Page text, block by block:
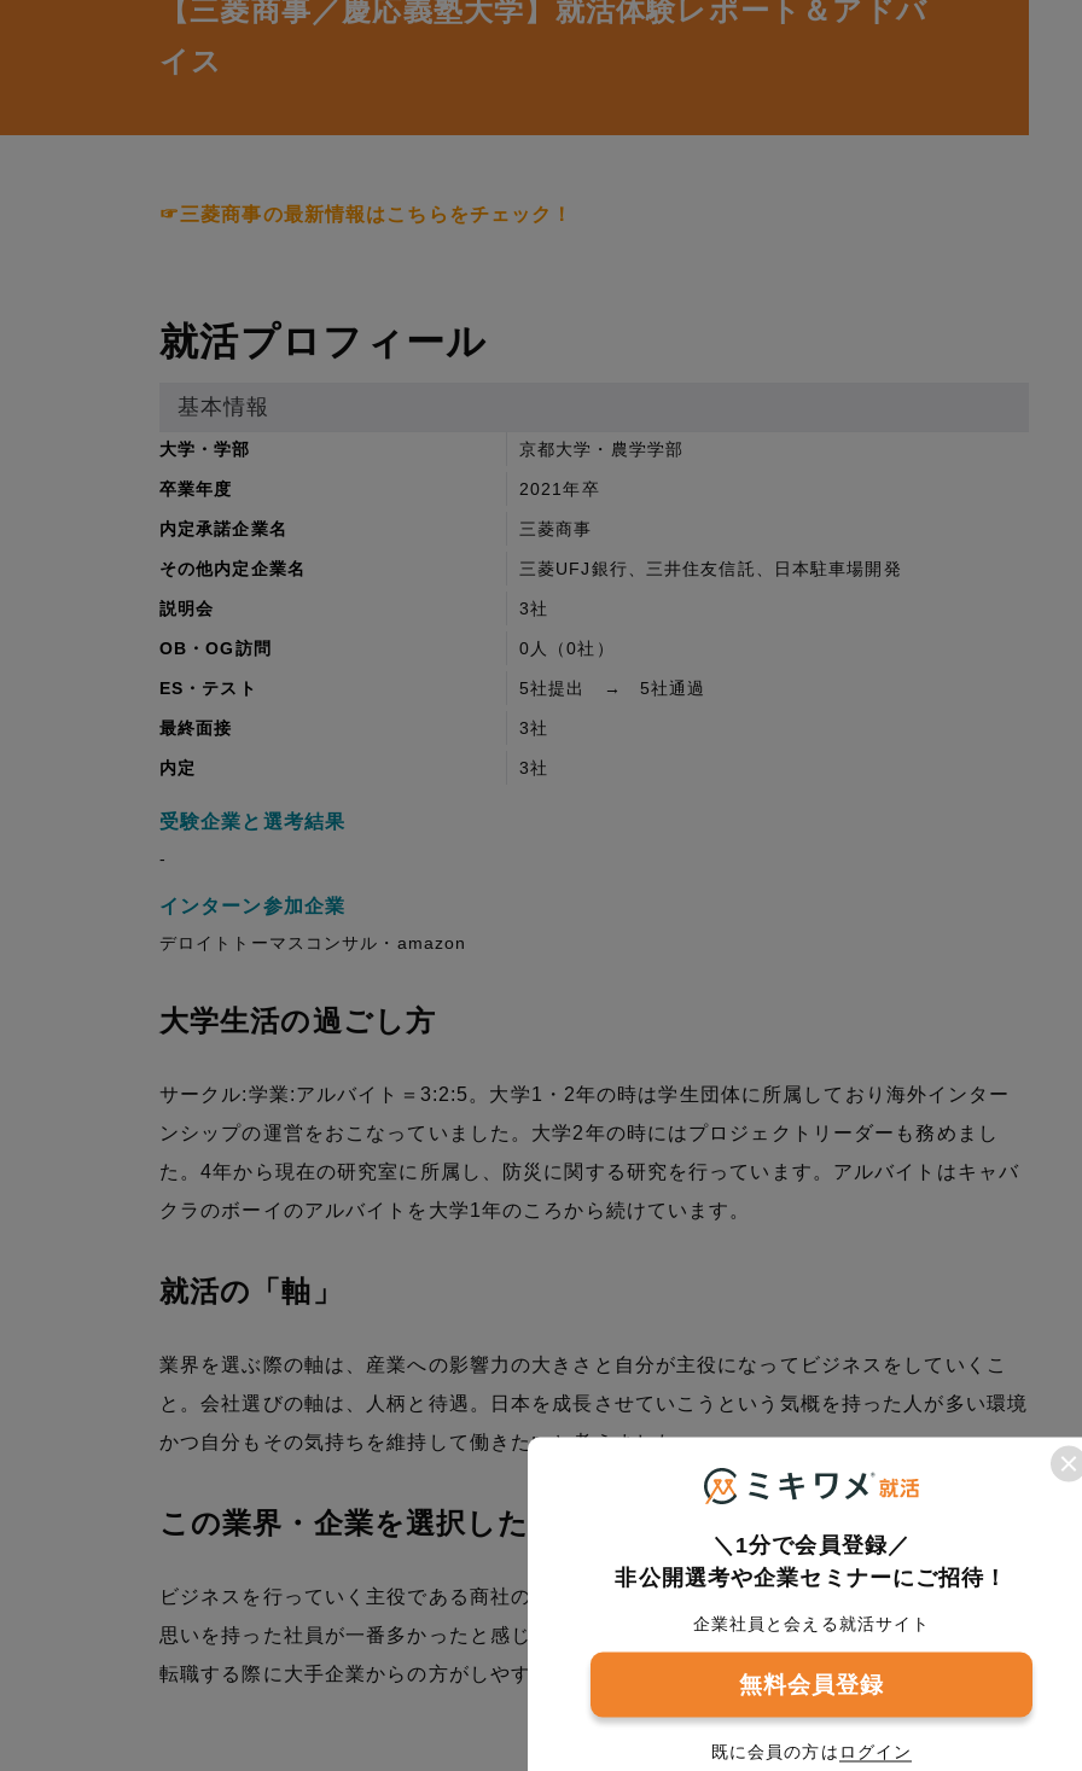
【三菱商事／慶応義塾大学】就活体験レポート＆アドバ
イス
☞三菱商事の最新情報はこちらをチェック！
就活プロフィール
基本情報
大学・学部 京都大学・農学学部
卒業年度 2021年卒
内定承諾企業名 三菱商事
その他内定企業名 三菱UFJ銀行、三井住友信託、日本駐車場開発
説明会 3社
OB・OG訪問 0人（0社）
ES・テスト 5社提出 → 5社通過
最終面接 3社
内定 3社
受験企業と選考結果
-
インターン参加企業
デロイトトーマスコンサル・amazon
大学生活の過ごし方
サークル:学業:アルバイト＝3:2:5。大学1・2年の時は学生団体に所属しており海外インター
ンシップの運営をおこなっていました。大学2年の時にはプロジェクトリーダーも務めまし
た。4年から現在の研究室に所属し、防災に関する研究を行っています。アルバイトはキャバ
クラのボーイのアルバイトを大学1年のころから続けています。
就活の「軸」
業界を選ぶ際の軸は、産業への影響力の大きさと自分が主役になってビジネスをしていくこ
と。会社選びの軸は、人柄と待遇。日本を成長させていこうという気概を持った人が多い環境
かつ自分もその気持ちを維持して働きたいと考えました。
この業界・企業を選択した理由
ビジネスを行っていく主役である商社の中でも、日本を代表する会社であり世界と戦っていく
思いを持った社員が一番多かったと感じました。ベンチャー企業も視野にいれていましたが、
転職する際に大手企業からの方がしやすいと考えました。
＼1分で会員登録／
非公開選考や企業セミナーにご招待！
企業社員と会える就活サイト
無料会員登録
既に会員の方は ログイン